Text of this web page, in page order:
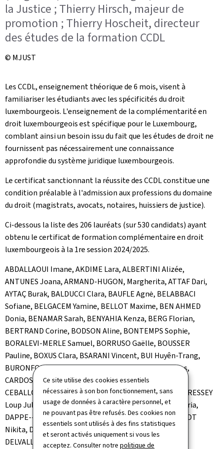
Ce site utilise des cookies essentiels
nécessaires à son bon fonctionnement, sans
usage de données à caractère personnel, et
ne pouvant pas être refusés. Des cookies non
essentiels sont utilisés à des fins statistiques
et seront activés uniquement si vous les
acceptez. Consulter notrepolitique de
la Justice ; Thierry Hirsch, majeur de
promotion ; Thierry Hoscheit, directeur
des études de la formation CCDL
© MJUST
Les CCDL, enseignement théorique de 6 mois, visent à
familiariser les étudiants avec les spécificités du droit
luxembourgeois. L'enseignement de la complémentarité en
droit luxembourgeois est spécifique pour le Luxembourg,
comblant ainsi un besoin issu du fait que les études de droit ne
fournissent pas nécessairement une connaissance
approfondie du système juridique luxembourgeois.
Le certificat sanctionnant la réussite des CCDL constitue une
condition préalable à l'admission aux professions du domaine
du droit (magistrats, avocats, notaires, huissiers de justice).
Ci-dessous la liste des 206 lauréats (sur 530 candidats) ayant
obtenu le certificat de formation complémentaire en droit
luxembourgeois à la 1re session 2024/2025.
ABDALLAOUI Imane, AKDIME Lara, ALBERTINI Alizée,
ANTUNES Joana, ARMAND-HUGON, Margherita, ATTAF Dari,
AYTAÇ Burak, BALDUCCI Clara, BAUFLE Agnė, BELABBACI
Sofiane, BELGACEM Yamine, BELLOT Maxime, BEN AHMED
Donia, BENAMAR Sarah, BENYAHIA Kenza, BERG Florian,
BERTRAND Corine, BODSON Aline, BONTEMPS Sophie,
BORALEVI-MERLE Samuel, BORRUSO Gaëlle, BOUSSER
Pauline, BOXUS Clara, BSARANI Vincent, BUI Huyên-Trang,
BURONFOSSE Ulysse, CAKIR Sercan, CAMILUS Thomas,
CARDOSO BONGIORNO Lavinia, CATRAILLÉ Clarisse,
CEBALLOSOVA Fanny, COIA Romain, CORNET Venise, CRESSEY
Loup Jules, CUNHA OLIVEIRA Diana, DALLE MESE Victoria,
DAPPE--BLANCK Thomas, DAWOOD Nathalie, DE WINDT
Nikita, DELAGE Thomas, DELEBARRE-DEBAY Philippe,
DELVALLÉE Blanche, DEREP Audrey, DIAZ FLORES Jose